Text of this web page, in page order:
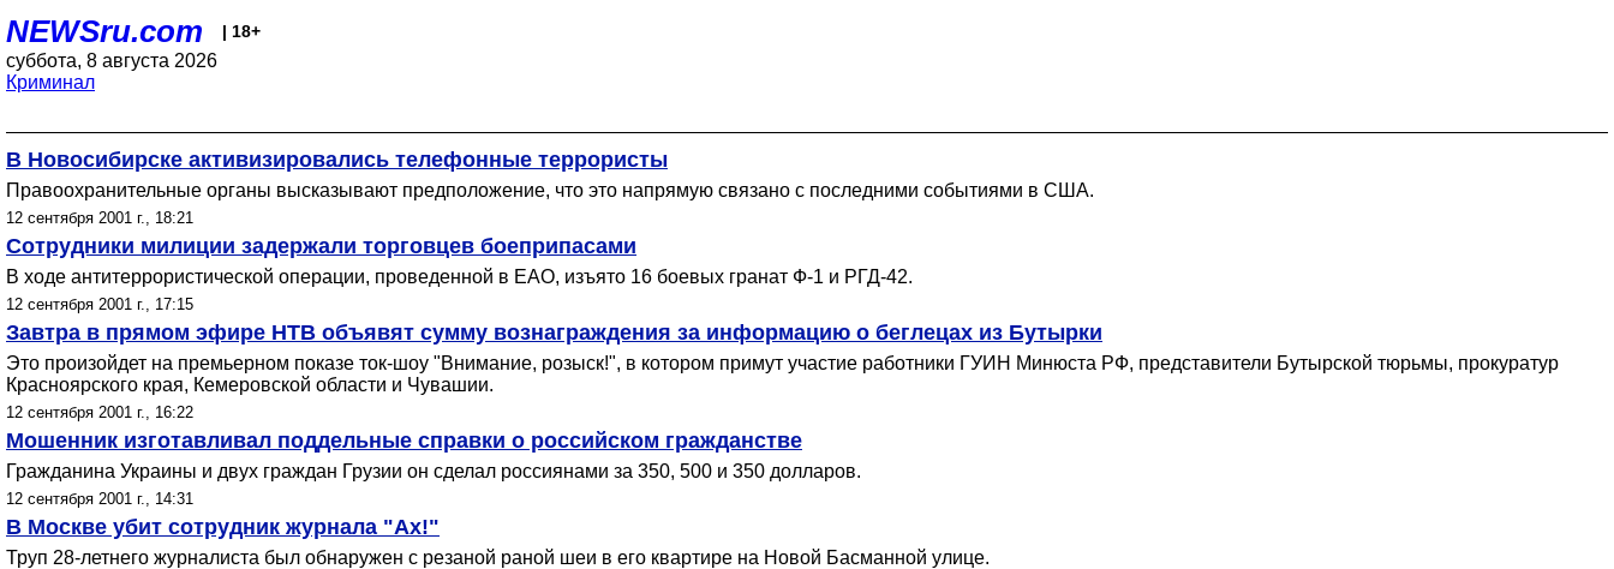
NEWSru.com | 18+
суббота, 8 августа 2026
Криминал
В Новосибирске активизировались телефонные террористы
Правоохранительные органы высказывают предположение, что это напрямую связано с последними событиями в США.
12 сентября 2001 г., 18:21
Сотрудники милиции задержали торговцев боеприпасами
В ходе антитеррористической операции, проведенной в ЕАО, изъято 16 боевых гранат Ф-1 и РГД-42.
12 сентября 2001 г., 17:15
Завтра в прямом эфире НТВ объявят сумму вознаграждения за информацию о беглецах из Бутырки
Это произойдет на премьерном показе ток-шоу "Внимание, розыск!", в котором примут участие работники ГУИН Минюста РФ, представители Бутырской тюрьмы, прокуратур
Красноярского края, Кемеровской области и Чувашии.
12 сентября 2001 г., 16:22
Мошенник изготавливал поддельные справки о российском гражданстве
Гражданина Украины и двух граждан Грузии он сделал россиянами за 350, 500 и 350 долларов.
12 сентября 2001 г., 14:31
В Москве убит сотрудник журнала "Ах!"
Труп 28-летнего журналиста был обнаружен с резаной раной шеи в его квартире на Новой Басманной улице.